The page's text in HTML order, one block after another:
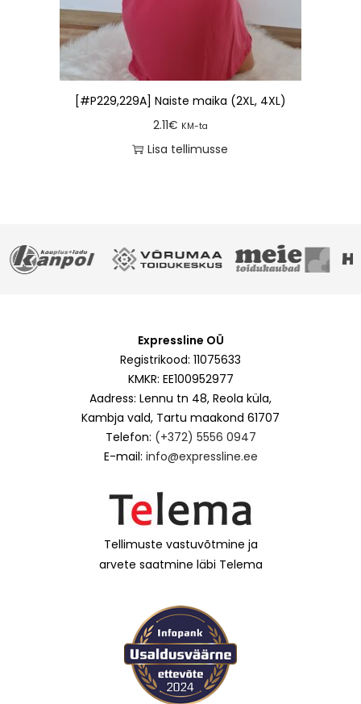
[#P229,229A] Naiste maika (2XL, 4XL)
2.11€ KM-ta
Lisa tellimusse
Expressline OÜ
Registrikood: 11075633
KMKR: EE100952977
Aadress: Lennu tn 48, Reola küla,
Kambja vald, Tartu maakond 61707
Telefon: (+372) 5556 0947
E-mail: info@expressline.ee
Tellimuste vastuvõtmine ja
arvete saatmine läbi Telema